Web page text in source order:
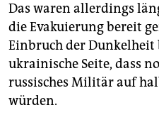
Das waren allerdings
die Evakuierung bereit
Einbruch der Dunkelheit
ukrainische Seite, dass
russisches Militär auf
würden.